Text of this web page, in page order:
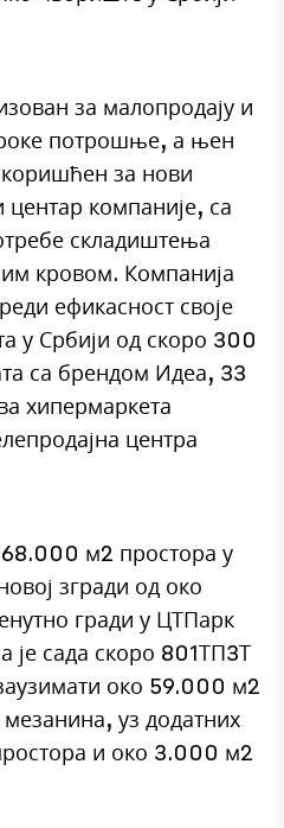
за малопродају и
потрошње, а њен
за нови
центар компаније, са
складиштења
кровом. Компанија
ефикасност своје
у Србији од скоро 300
са брендом Идеа, 33
хипермаркета
центра
м2 простора у
згради од око
гради у ЦТПарк
је сада скоро 801ТП3Т
око 59.000 м2
уз додатних
и око 3.000 м2